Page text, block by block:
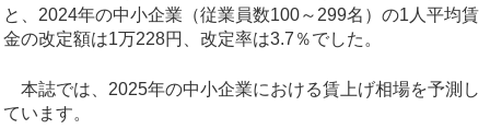
と、2024年の中小企業（従業員数100～299名）の1人平均賃
金の改定額は1万228円、改定率は3.7％でした。
本誌では、2025年の中小企業における賃上げ相場を予測し
ています。